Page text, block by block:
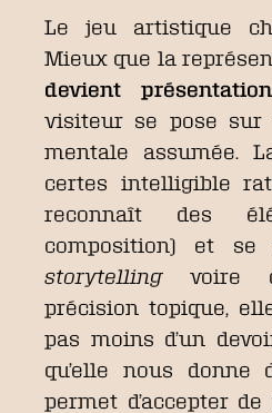
Le jeu artistique
Mieux que la
devient présentation
visiteur se pose sur
mentale assumée.
certes intelligible
reconnaît des
composition) et se
storytellingvoire
précision topique,
pas moins d’un
qu’elle nous donne
permet d’accepter